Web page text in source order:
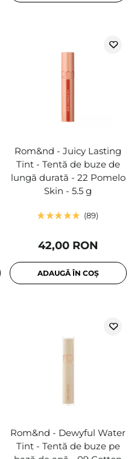
Rom&nd - Juicy Lasting
Tint - Tentă de buze de
lungă durată - 22 Pomelo
Skin - 5.5 g
89
42,00 RON
ADAUGĂ ÎN COȘ
Rom&nd - Dewyful Water
Tint - Tentă de buze pe